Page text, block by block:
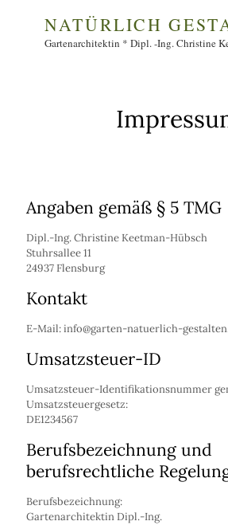
Angaben gemäß § 5 TMG
Dipl.-Ing. Christine Keetman-Hübsch
Stuhrsallee 11
24937 Flensburg
Kontakt
E-Mail: info@garten-natuerlich-
Umsatzsteuer-ID
Umsatzsteuer-Identifikationsnummer
Umsatzsteuergesetz:
DE1234567
Berufsbezeichnung und
berufsrechtliche
Berufsbezeichnung:
Gartenarchitektin Dipl.-Ing.